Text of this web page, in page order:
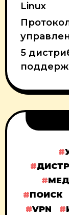
Linux
5
ПОИСК
VPN